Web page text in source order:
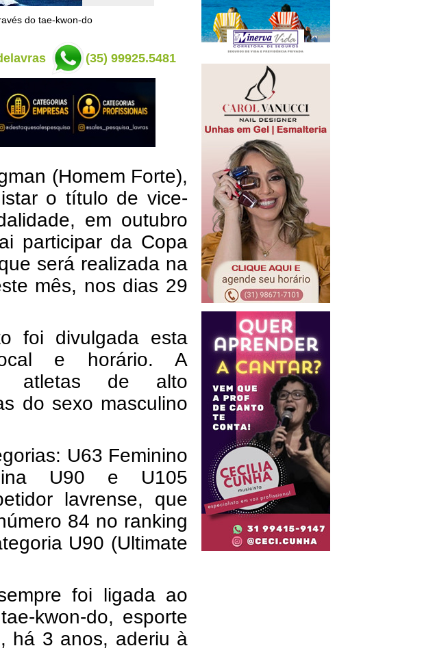
do tae-kwon-do
(35) 99925.5481
(Homem Forte),
o título de vice-
em outubro
participar da Copa
será realizada na
mês, nos dias 29
foi divulgada esta
e horário. A
atletas de alto
do sexo masculino
U63 Feminino
U90 e U105
lavrense, que
84 no ranking
U90 (Ultimate
foi ligada ao
kwon-do, esporte
há 3 anos, aderiu à